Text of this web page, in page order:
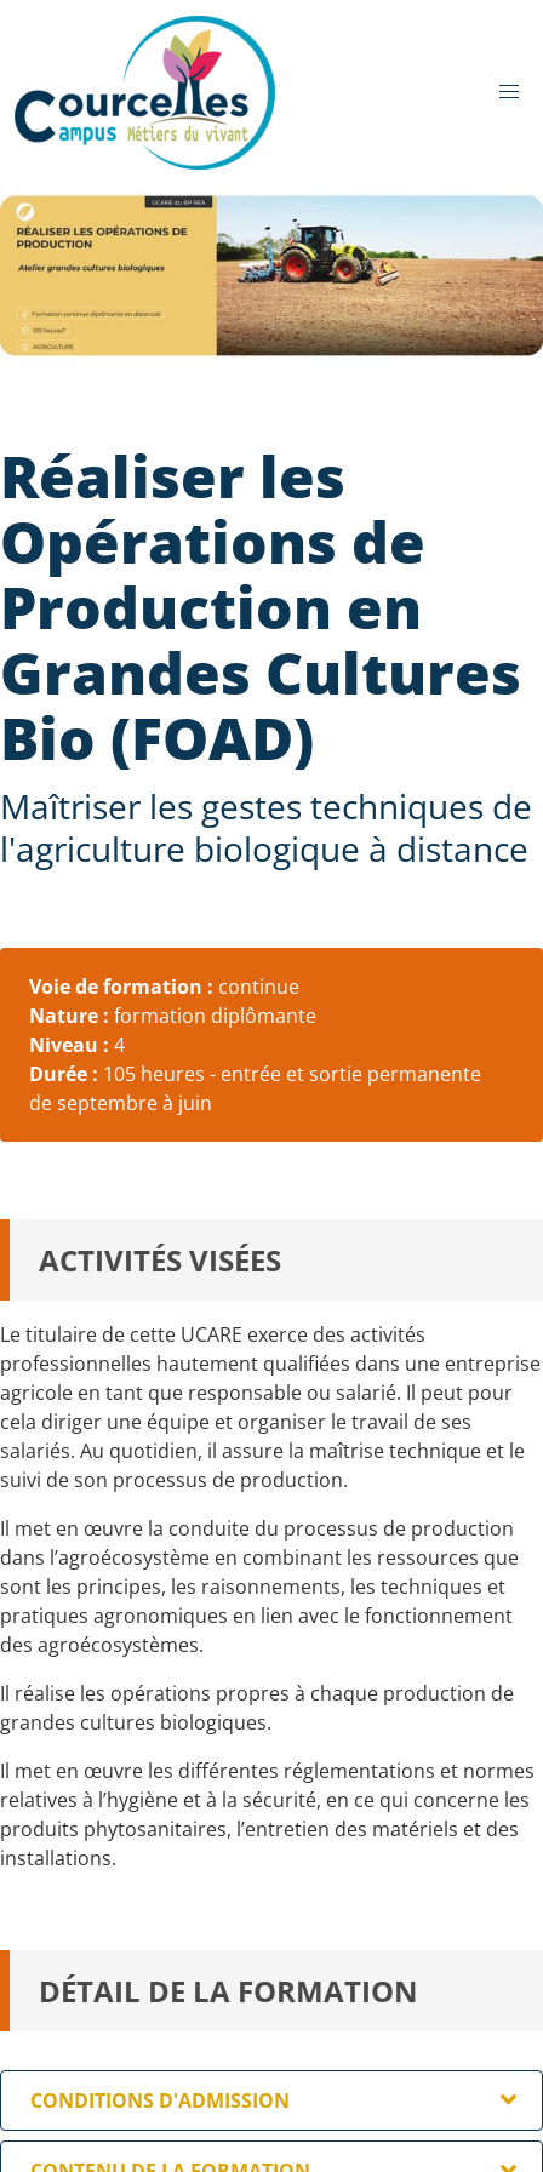
Aller au contenu principal
Réaliser les
Opérations de
Production en
Grandes Cultures
Bio (FOAD)
Maîtriser les gestes techniques de
l'agriculture biologique à distance
Voie de formation : continue
Nature : formation diplômante
Niveau : 4
Durée : 105 heures - entrée et sortie permanente
de septembre à juin
ACTIVITÉS VISÉES
Le titulaire de cette UCARE exerce des activités
professionnelles hautement qualifiées dans une entreprise
agricole en tant que responsable ou salarié. Il peut pour
cela diriger une équipe et organiser le travail de ses
salariés. Au quotidien, il assure la maîtrise technique et le
suivi de son processus de production.
Il met en œuvre la conduite du processus de production
dans l’agroécosystème en combinant les ressources que
sont les principes, les raisonnements, les techniques et
pratiques agronomiques en lien avec le fonctionnement
des agroécosystèmes.
Il réalise les opérations propres à chaque production de
grandes cultures biologiques.
Il met en œuvre les différentes réglementations et normes
relatives à l’hygiène et à la sécurité, en ce qui concerne les
produits phytosanitaires, l’entretien des matériels et des
installations.
DÉTAIL DE LA FORMATION
CONDITIONS D'ADMISSION